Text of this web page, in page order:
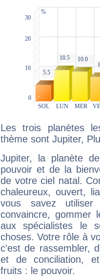
Les trois planètes
thème sont Jupiter,
Jupiter, la planète
pouvoir et de la
de votre ciel natal.
chaleureux, ouvert,
vous savez
convaincre, gommer
aux spécialistes le
choses. Votre rôle à
c'est de rassembler,
et de conciliation,
fruits : le pouvoir.